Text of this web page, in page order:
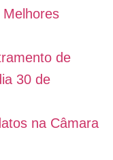
de
30 de
na Câmara